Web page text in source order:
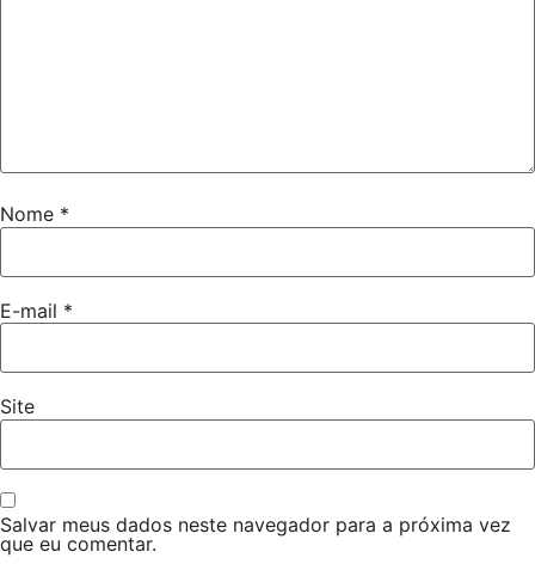
Nome *
E-mail *
Site
Salvar meus dados neste navegador para a próxima vez
que eu comentar.